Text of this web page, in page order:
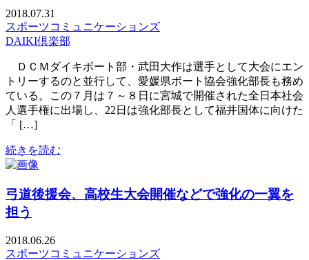
2018.07.31
スポーツコミュニケーションズ
DAIKI倶楽部
ＤＣＭダイキボート部・武田大作は選手として大会にエン
トリーするのと並行して、愛媛県ボート協会強化部長も務め
ている。この７月は７～８日に宮城で開催された全日本社会
人選手権に出場し、22日は強化部長として福井国体に向けた
「 […]
続きを読む
弓道後援会、高校生大会開催などで強化の一翼を
担う
2018.06.26
スポーツコミュニケーションズ